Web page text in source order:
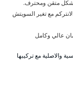
بشكل متقن ومحترف.
مع تغير السويتش
عالي وكامل
والاصلية مع تركيبها